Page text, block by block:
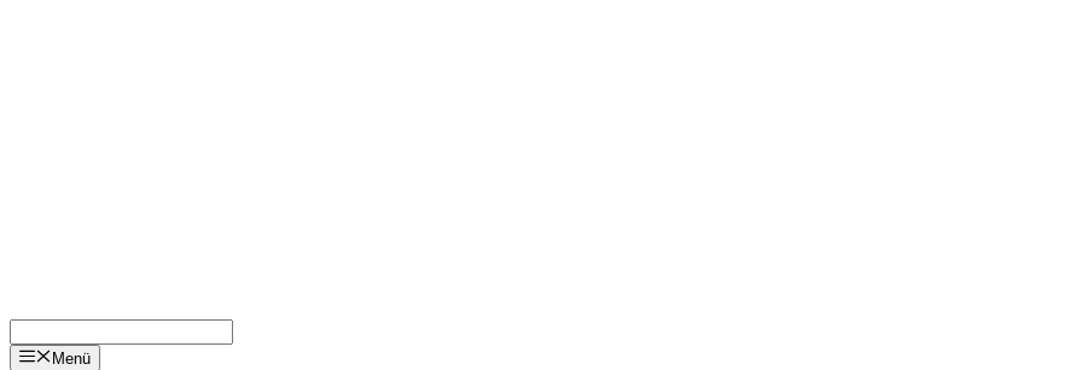
Menü